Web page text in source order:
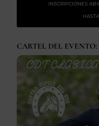
928 366 908//
 620 019 666
Tenerife
922 256 601 //
INSCRIPCIONES
CARTEL DEL EVENTO: